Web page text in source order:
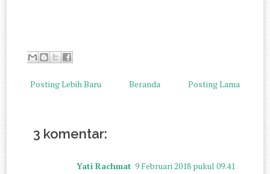
Posting Lebih Baru Posting Lama
Beranda
3 komentar:
Yati Rachmat 9 Februari 2018 pukul 09.41